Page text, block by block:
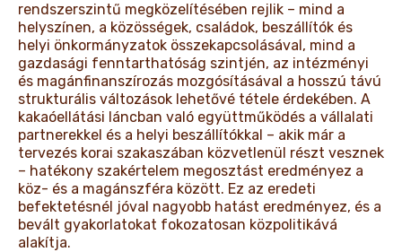
rendszerszintű megközelítésében rejlik – mind a
helyszínen, a közösségek, családok, beszállítók és
helyi önkormányzatok összekapcsolásával, mind a
gazdasági fenntarthatóság szintjén, az intézményi
és magánfinanszírozás mozgósításával a hosszú távú
strukturális változások lehetővé tétele érdekében. A
kakaóellátási láncban való együttműködés a vállalati
partnerekkel és a helyi beszállítókkal – akik már a
tervezés korai szakaszában közvetlenül részt vesznek
– hatékony szakértelem megosztást eredményez a
köz- és a magánszféra között. Ez az eredeti
befektetésnél jóval nagyobb hatást eredményez, és a
bevált gyakorlatokat fokozatosan közpolitikává
alakítja.